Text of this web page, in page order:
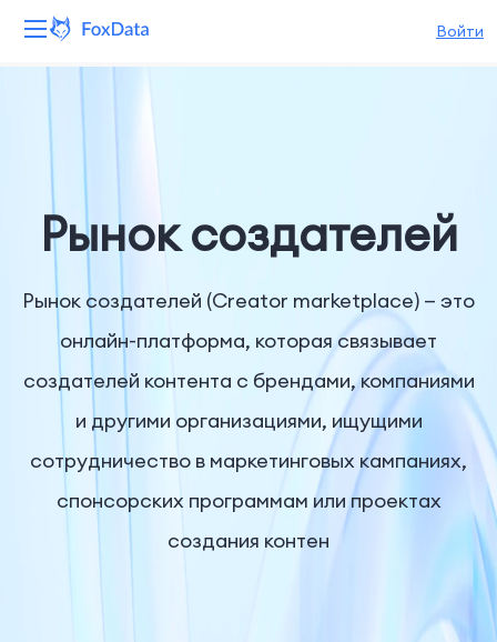
Войти
Цены
Компания
Рынок создателей
Рынок создателей (Creator marketplace) — это
онлайн-платформа, которая связывает
создателей контента с брендами, компаниями
и другими организациями, ищущими
сотрудничество в маркетинговых кампаниях,
спонсорских программам или проектах
создания контен